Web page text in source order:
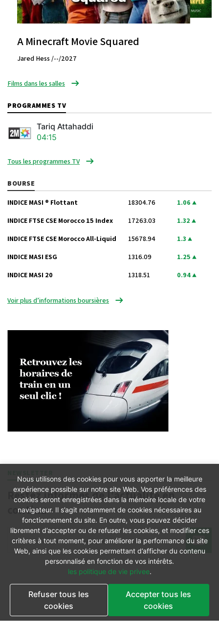
A Minecraft Movie Squared
Jared Hess /--/2027
Films dans les salles
PROGRAMMES TV
Tariq Attahaddi
04:15
Tous les programmes TV
BOURSE
INDICE MASI ® Flottant 18304.76 1.06
INDICE FTSE CSE Morocco 15 Index 17263.03 1.32
INDICE FTSE CSE Morocco All-Liquid 15678.94 1.3
INDICE MASI ESG 1316.09 1.25
INDICE MASI 20 1318.51 0.94
Voir plus d’informations boursières
Restez informés de l'actualité en
continu
Nous utilisons des cookies pour vous apporter la meilleure
expérience possible sur notre site Web. Vos préférences des
cookies seront enregistrées dans la mémoire locale de votre
navigateur. Il s’agit notamment de cookies nécessaires au
fonctionnement du site. En outre, vous pouvez décider
librement d’accepter ou de refuser les cookies, et modifier ces
critères à tout moment, pour améliorer la performance du site
Web, ainsi que les cookies permettant d’afficher du contenu
personnalisé en fonction de vos intérêts.
les politique de vie privee.
Refuser tous les
cookies
Accepter tous les
cookies